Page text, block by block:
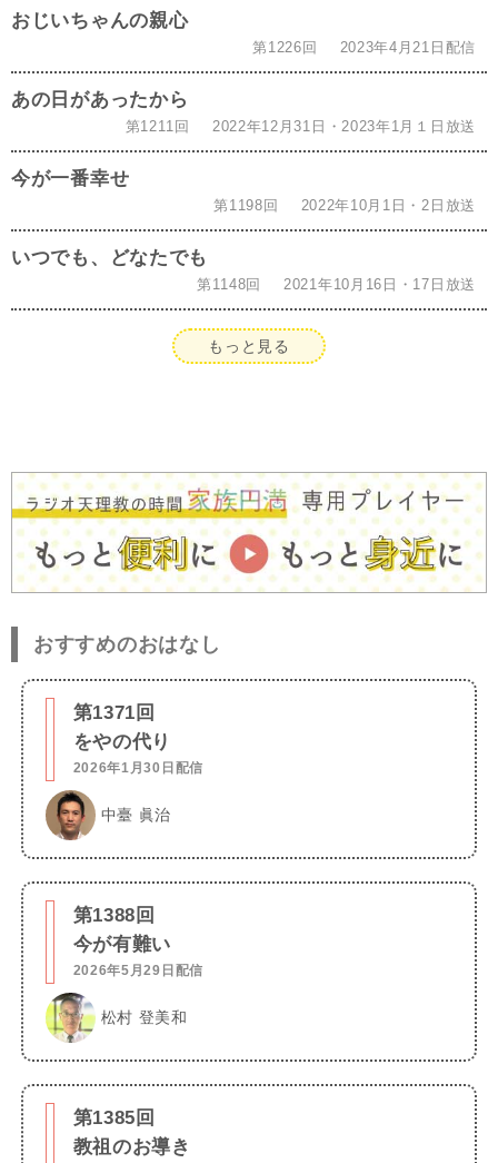
おじいちゃんの親心
第1226回 2023年4月21日配信
あの日があったから
第1211回 2022年12月31日・2023年1月１日放送
今が一番幸せ
第1198回 2022年10月1日・2日放送
いつでも、どなたでも
第1148回 2021年10月16日・17日放送
もっと見る
おすすめのおはなし
第1371回
をやの代り
2026年1月30日配信
中臺 眞治
第1388回
今が有難い
2026年5月29日配信
松村 登美和
第1385回
教祖のお導き